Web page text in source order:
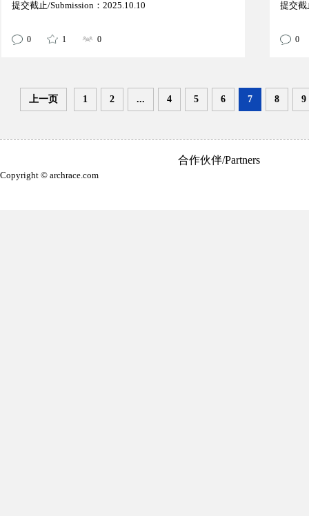
提交截止/Submission：2025.10.10
0 1 0
提交截
0
上一页 1 2 ... 4 5 6 7 8 9
Copyright © archrace.com
合作伙伴/Partners